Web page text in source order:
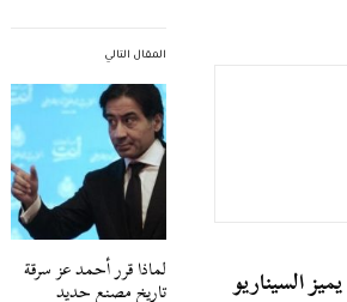
المقال التالي
لماذا قرر أحمد عز سرقة
تاريخ مصنع حديد السيناريو